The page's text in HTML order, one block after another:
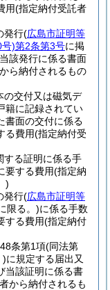
用(指定納付受託者
発行(広島市証明等
)第2条第3号に掲
該発行に係る書面
ら納付されるもの
の交付又は磁気デ
籍に記録されてい
書面の交付に係る
る費用(指定納付受
する証明に係る手
要する費用(指定納
)
発行(広島市証明等
限る。)に係る手数
する費用(指定納付
条第1項(同法第
)に規定する届出又
当該証明に係る書
から納付されるも